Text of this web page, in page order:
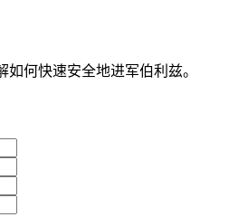
何快速安全地进军伯利兹。